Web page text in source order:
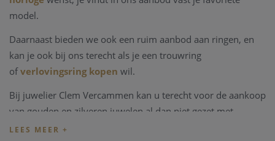
model.
Daarnaast bieden we ook een ruim aanbod aan ringen, en
kan je ook bij ons terecht als je een trouwring
ofverlovingsring kopen wil.
Bij juwelier Clem Vercammen kan u terecht voor de aankoop
van gouden en zilveren juwelen al dan niet gezet met
edelstenen, kleurstenen of in combinaties met parels.